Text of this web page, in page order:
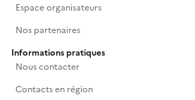
Espace organisateurs
Nos partenaires
Informations pratiques
Nous contacter
Contacts en région